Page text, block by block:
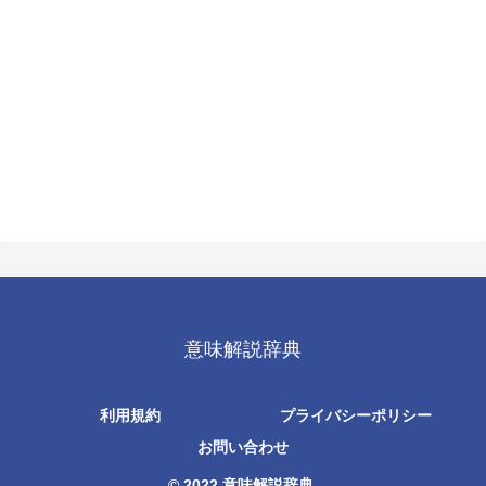
意味解説辞典
利用規約
プライバシーポリシー
お問い合わせ